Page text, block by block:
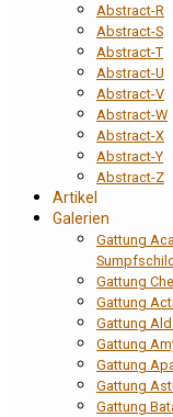
Abstract-R
Abstract-S
Abstract-T
Abstract-U
Abstract-V
Abstract-W
Abstract-X
Abstract-Y
Abstract-Z
Artikel
Galerien
Gattung
Gattung
Gattung
Gattung
Gattung
Gattung
Gattung
Gattung